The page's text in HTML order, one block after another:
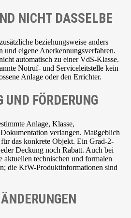
NICHT DASSELBE
beziehungsweise anders
und eigene Anerkennungsverfahren.
automatisch zu einer VdS-Klasse.
Notruf- und Serviceleitstelle kein
Anlage oder den Errichter.
UND FÖRDERUNG
Anlage, Klasse,
verlangen. Maßgeblich
das konkrete Objekt. Ein Grad-2-
Deckung noch Rabatt. Auch bei
aktuellen technischen und formalen
die KfW-Produktinformationen sind